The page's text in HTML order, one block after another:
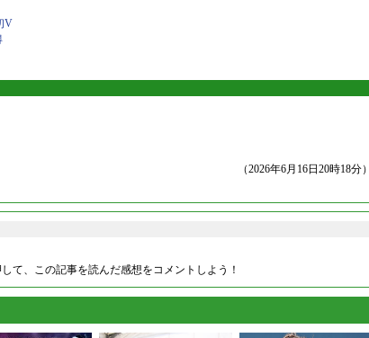
V
（2026年6月16日20時18分）
て、この記事を読んだ感想をコメントしよう！